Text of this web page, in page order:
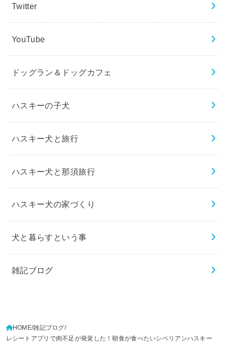
Twitter
YouTube
ドッグラン＆ドッグカフェ
ハスキーの子犬
ハスキー犬と旅行
ハスキー犬と那須旅行
ハスキー犬の家づくり
犬と暮らすという事
雑記ブログ
HOME 雑記ブログ
レシートアプリで肉不足が発覚した！朝食が食べたいシベリアンハスキー